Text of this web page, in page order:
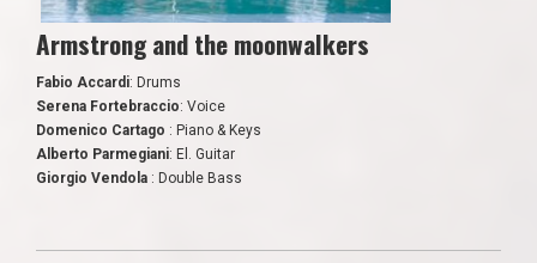
Armstrong and the moonwalkers
Fabio Accardi: Drums
Serena Fortebraccio: Voice
Domenico Cartago : Piano & Keys
Alberto Parmegiani: El. Guitar
Giorgio Vendola : Double Bass